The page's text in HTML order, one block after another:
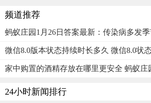
频道推荐
蚂蚁庄园1月26日答案最新：传染病多发
微信8.0版本状态持续时长多久 微信8.0状
家中购置的酒精存放在哪里更安全 蚂蚁庄
24小时新闻排行